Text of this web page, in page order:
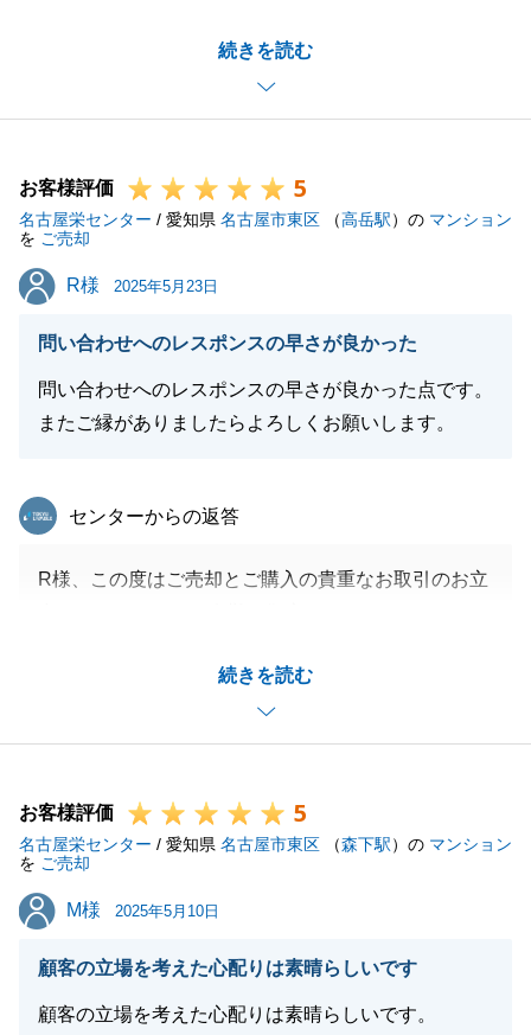
続きを読む
また、お客様のご期待を超えるために日々努力を重ね
今後とも東急リバブルを宜しくお願いいたします。
閉じる
お客様評価 5
名古屋栄センター / 愛知県 名古屋市東区 （高岳駅）の マンション
を ご売却
R様
R様 2025年5月23日
問い合わせへのレスポンスの早さが良かった
問い合わせへのレスポンスの早さが良かった点です。
またご縁がありましたらよろしくお願いします。
続きを読む
東急リバブル
センターからの返答
R様、この度はご売却とご購入の貴重なお取引のお立
また、お困りな事が御座いましたら何でもご相談くだ
宜しくお願い申し上げます。
閉じる
お客様評価 5
名古屋栄センター / 愛知県 名古屋市東区 （森下駅）の マンション
を ご売却
M様
M様 2025年5月10日
顧客の立場を考えた心配りは素晴らしいです
顧客の立場を考えた心配りは素晴らしいです。